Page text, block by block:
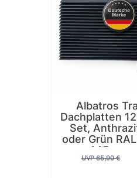
Albatros
Dachplatten
Set,
oder Grün
x 445
Dachblech
UVP 65,90 €